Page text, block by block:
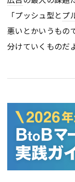
「プッシュ型と プ
悪いとかいうもの
分けていくものだ